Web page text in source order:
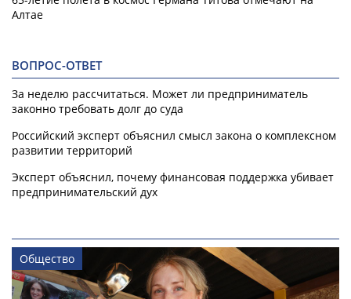
Алтае
ВОПРОС-ОТВЕТ
За неделю рассчитаться. Может ли предприниматель
законно требовать долг до суда
Российский эксперт объяснил смысл закона о комплексном
развитии территорий
Эксперт объяснил, почему финансовая поддержка убивает
предпринимательский дух
Общество